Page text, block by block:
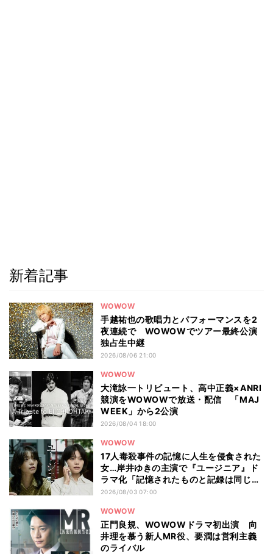
新着記事
WOWOW
手越祐也の歌唱力とパフォーマンスを2
夜連続で WOWOWでツアー最終公演
独占生中継
2026/08/06 21:00
WOWOW
大滝詠一トリビュート、高中正義×ANRI
競演をWOWOWで放送・配信 「MAJ
WEEK」から2公演
2026/08/04 18:00
WOWOW
17人毒殺事件の記憶に人生を侵食された
女…岸井ゆきの主演で『ユージニア』ド
ラマ化「記憶されたものと記録は同じも
のではない」
2026/08/03 07:00
WOWOW
正門良規、WOWOWドラマ初出演 向
井理を慕う新人MR役、要潤は営利主義
のライバル